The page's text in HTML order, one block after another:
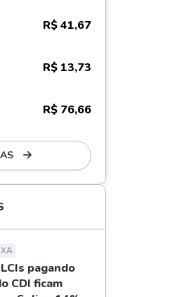
R$ 41,67
R$ 13,73
R$ 76,66
pagando
CDI ficam